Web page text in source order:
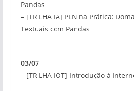
Pandas
– [TRILHA IA] PLN na Prática:
Textuais com Pandas
03/07
– [TRILHA IOT] Introdução à